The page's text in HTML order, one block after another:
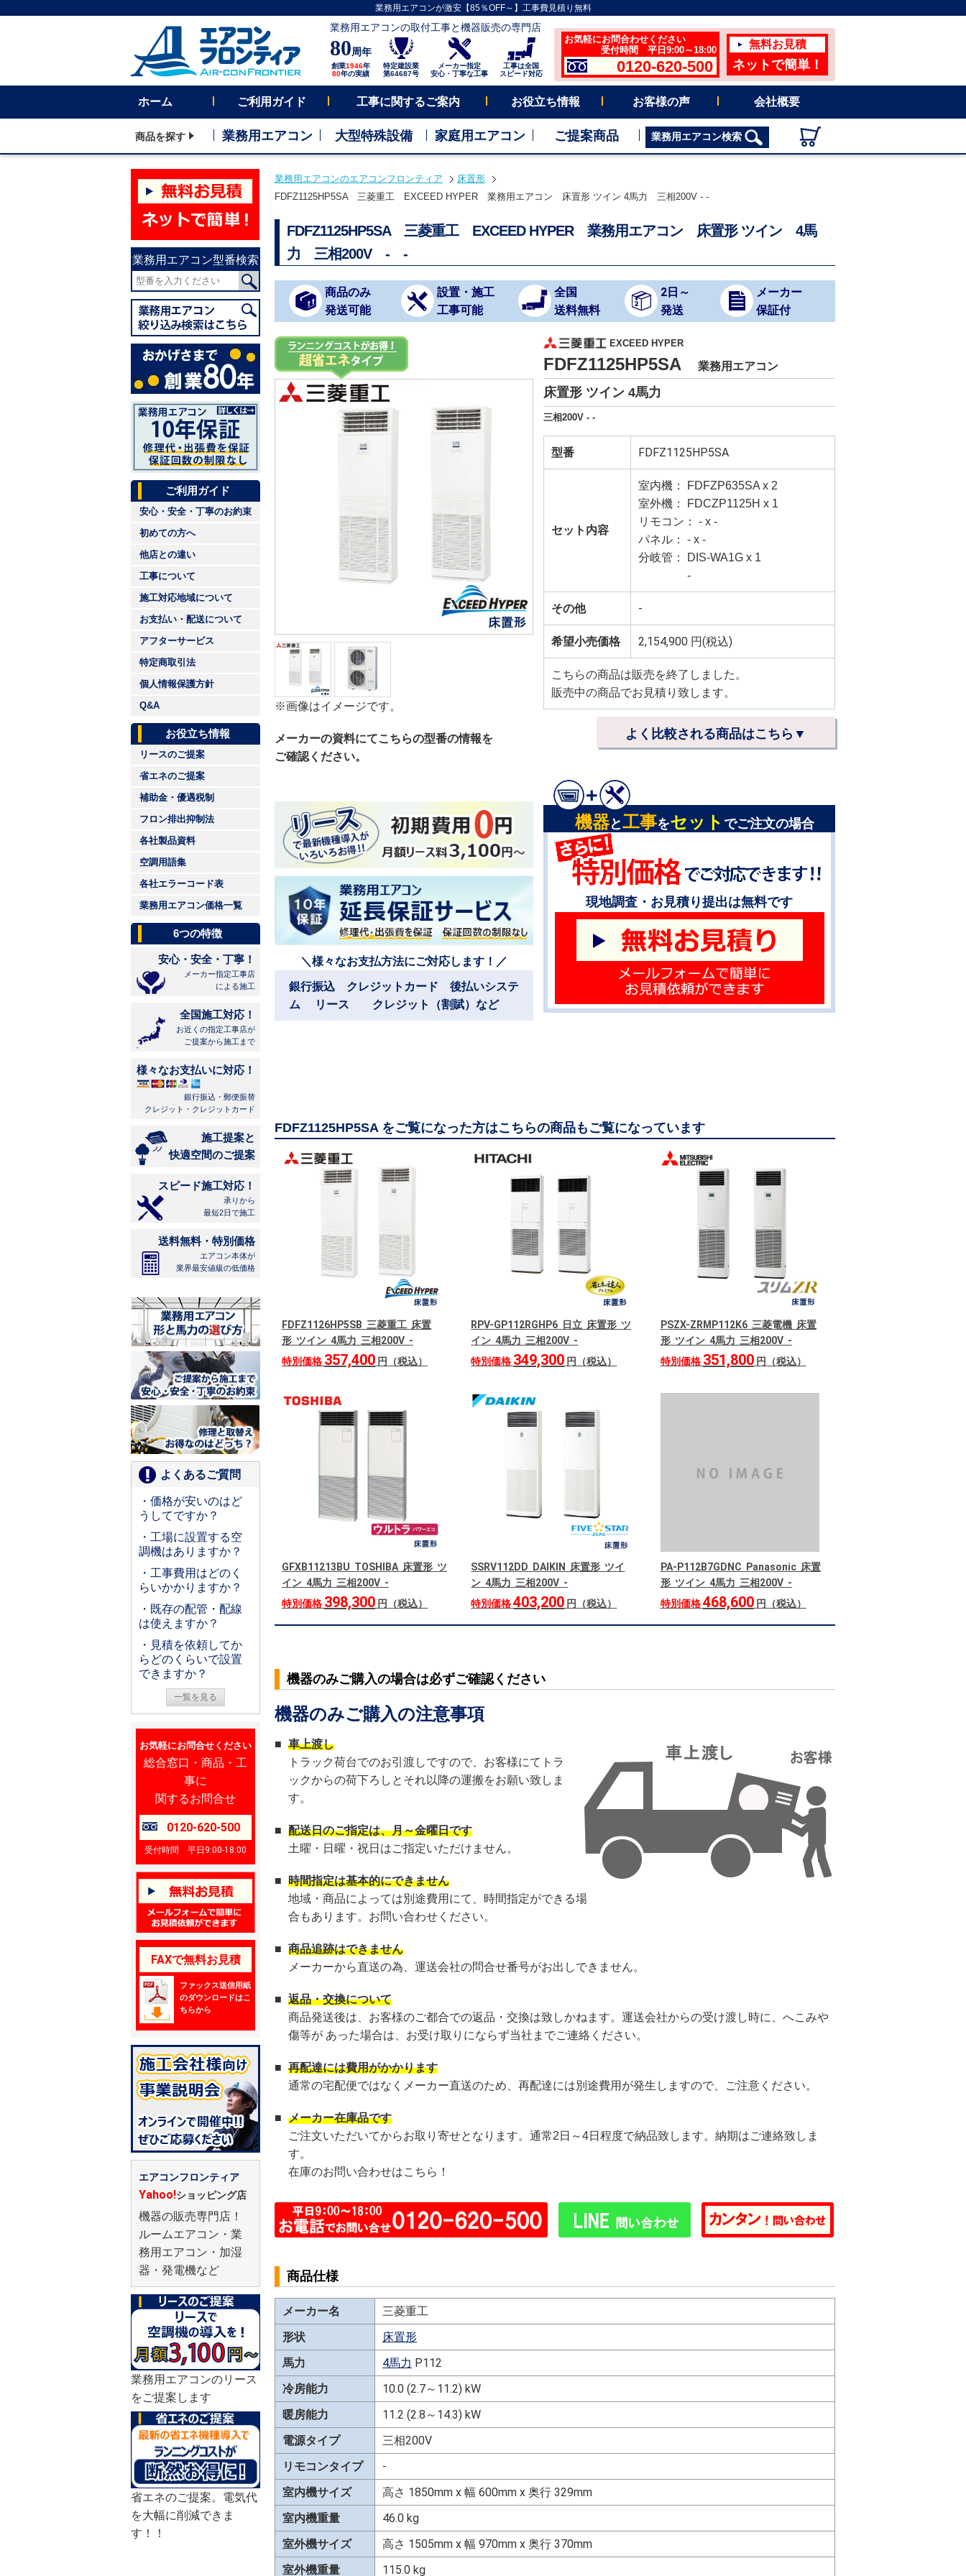
業務用エアコンが激安【85％OFF～】工事費見積り無料
業務用エアコンの取付工事と機器販売の専門店
80周年
創業1946年
80年の実績
特定建設業
第64687号
メーカー指定
安心・丁寧な工事
工事は全国
スピード対応
お気軽にお問合わせください
受付時間 平日9:00～18:00
0120-620-500
無料お見積
ネットで簡単！
ホーム ご利用ガイド 工事に関するご案内 お役立ち情報 お客様の声 会社概要
商品を探す 業務用エアコン 大型特殊設備 家庭用エアコン ご提案商品 業務用エアコン検索
業務用エアコン型番検索
ご利用ガイド
安心・安全・丁寧のお約束
初めての方へ
他店との違い
工事について
施工対応地域について
お支払い・配送について
アフターサービス
特定商取引法
個人情報保護方針
Q&A
お役立ち情報
リースのご提案
省エネのご提案
補助金・優遇税制
フロン排出抑制法
各社製品資料
空調用語集
各社エラーコード表
業務用エアコン価格一覧
6つの特徴
安心・安全・丁寧！
メーカー指定工事店
による施工
全国施工対応！
お近くの指定工事店が
ご提案から施工まで
様々なお支払いに対応！
銀行振込・郵便振替
クレジット・クレジットカード
施工提案と
快適空間のご提案
スピード施工対応！
承りから
最短2日で施工
送料無料・特別価格
エアコン本体が
業界最安値級の低価格
よくあるご質問
・価格が安いのはど
うしてですか？
・工場に設置する空
調機はありますか？
・工事費用はどのく
らいかかりますか？
・既存の配管・配線
は使えますか？
・見積を依頼してか
らどのくらいで設置
できますか？
一覧を見る
お気軽にお問合せください
総合窓口・商品・工
事に
関するお問合せ
0120-620-500
受付時間 平日9:00-18:00
FAXで無料お見積
ファックス送信用紙
のダウンロードはこ
ちらから
エアコンフロンティア
Yahoo!ショッピング店
機器の販売専門店！
ルームエアコン・業
務用エアコン・加湿
器・発電機など
業務用エアコンのリース
をご提案します
省エネのご提案。電気代
を大幅に削減できま
す！！
業務用エアコンのエアコンフロンティア
床置形
FDFZ1125HP5SA 三菱重工 EXCEED HYPER 業務用エアコン 床置形 ツイン 4馬力 三相200V - -
FDFZ1125HP5SA 三菱重工 EXCEED HYPER 業務用エアコン 床置形 ツイン 4馬
力 三相200V - -
商品のみ
発送可能
設置・施工
工事可能
全国
送料無料
2日～
発送
メーカー
保証付
※画像はイメージです。
メーカーの資料にてこちらの型番の情報を
ご確認ください。
EXCEED HYPER
FDFZ1125HP5SA 業務用エアコン
床置形 ツイン 4馬力
三相200V - -
型番 FDFZ1125HP5SA
セット内容
室内機： FDFZP635SA x 2
室外機： FDCZP1125H x 1
リモコン： - x -
パネル： - x -
分岐管： DIS-WA1G x 1
-
その他 -
希望小売価格 2,154,900 円(税込)
こちらの商品は販売を終了しました。
販売中の商品でお見積り致します。
よく比較される商品はこちら▼
＼様々なお支払方法にご対応します！／
銀行振込 クレジットカード 後払いシステ
ム リース クレジット（割賦）など
機器と工事をセット でご注文の場合
現地調査・お見積り提出は無料です
FDFZ1125HP5SA をご覧になった方はこちらの商品もご覧になっています
FDFZ1126HP5SB 三菱重工 床置
形 ツイン 4馬力 三相200V -
特別価格 357,400 円（税込）
RPV-GP112RGHP6 日立 床置形 ツ
イン 4馬力 三相200V -
特別価格 349,300 円（税込）
PSZX-ZRMP112K6 三菱電機 床置
形 ツイン 4馬力 三相200V -
特別価格 351,800円（税込）
GFXB11213BU TOSHIBA 床置形 ツ
イン 4馬力 三相200V -
特別価格 398,300 円（税込）
SSRV112DD DAIKIN 床置形 ツイ
ン 4馬力 三相200V -
特別価格403,200 円（税込）
PA-P112B7GDNC Panasonic 床置
形 ツイン 4馬力 三相200V -
特別価格468,600円（税込）
機器のみご購入の場合は必ずご確認ください
機器のみご購入の注意事項
■ 車上渡し
トラック荷台でのお引渡しですので、お客様にてトラ
ックからの荷下ろしとそれ以降の運搬をお願い致しま
す。
■ 配送日のご指定は、月～金曜日です
土曜・日曜・祝日はご指定いただけません。
■ 時間指定は基本的にできません
地域・商品によっては別途費用にて、時間指定ができる場
合もあります。お問い合わせください。
■ 商品追跡はできません
メーカーから直送の為、運送会社の問合せ番号がお出しできません。
■ 返品・交換について
商品発送後は、お客様のご都合での返品・交換は致しかねます。運送会社からの受け渡し時に、へこみや
傷等が あった場合は、お受け取りにならず当社までご連絡ください。
■ 再配達には費用がかかります
通常の宅配便ではなくメーカー直送のため、再配達には別途費用が発生しますので、ご注意ください。
■ メーカー在庫品です
ご注文いただいてからお取り寄せとなります。通常2日～4日程度で納品致します。納期はご連絡致しま
す。
在庫のお問い合わせはこちら！
商品仕様
メーカー名
三菱重工
形状
床置形
馬力
4馬力 P112
冷房能力
10.0 (2.7～11.2) kW
暖房能力
11.2 (2.8～14.3) kW
電源タイプ
三相200V
リモコンタイプ
-
室内機サイズ
高さ 1850mm x 幅 600mm x 奥行 329mm
室内機重量
46.0 kg
室外機サイズ
高さ 1505mm x 幅 970mm x 奥行 370mm
室外機重量
115.0 kg